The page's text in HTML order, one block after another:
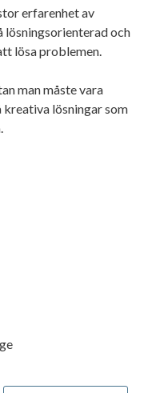
erfarenhet av
lösningsorienterad och
lösa problemen.
man måste vara
lösningar som